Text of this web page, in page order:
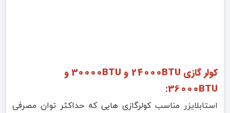
کولر گازی 24000BTU و 30000BTU و
36000BTU:
استابلایزر مناسب کولرگازی هایی که حداکثر توان مصرفی